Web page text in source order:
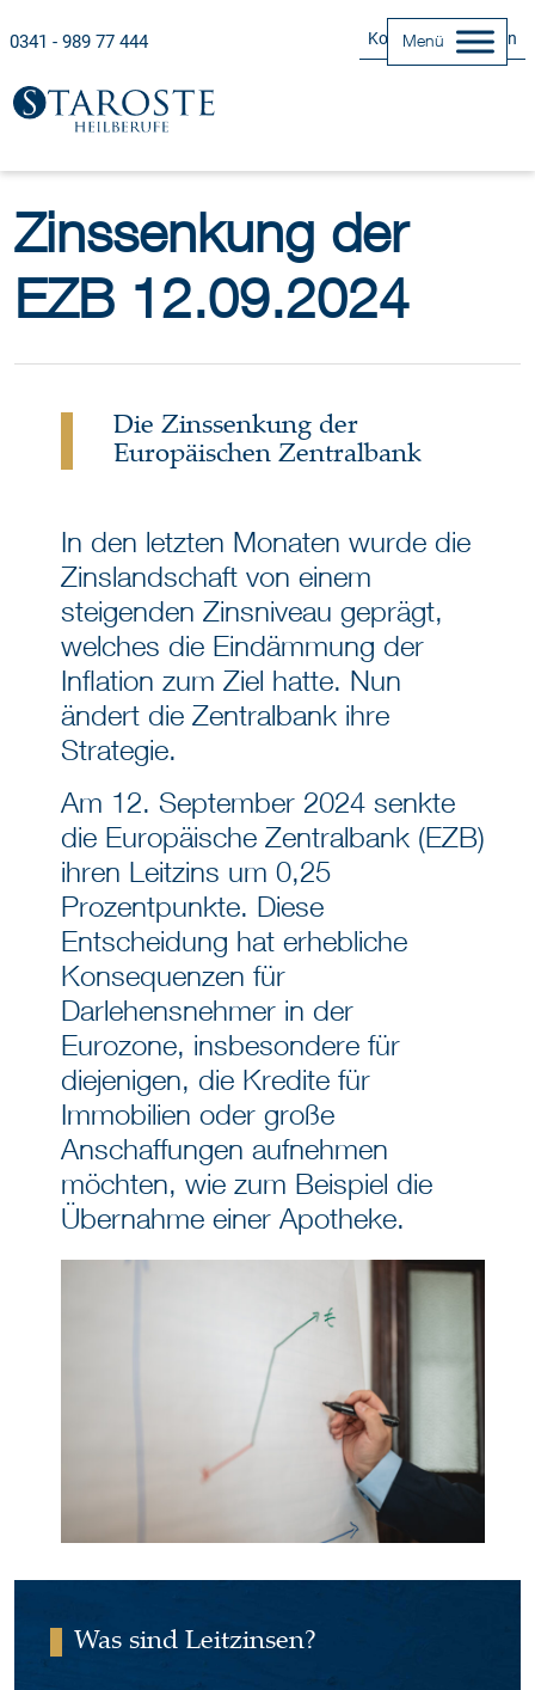
0341 - 989 77 444 Kontakt Aufnehmen
Menü
Zinssenkung der
EZB 12.09.2024
Die Zinssenkung der
Europäischen Zentralbank
In den letzten Monaten wurde die
Zinslandschaft von einem
steigenden Zinsniveau geprägt,
welches die Eindämmung der
Inflation zum Ziel hatte. Nun
ändert die Zentralbank ihre
Strategie.
Am 12. September 2024 senkte
die Europäische Zentralbank (EZB)
ihren Leitzins um 0,25
Prozentpunkte. Diese
Entscheidung hat erhebliche
Konsequenzen für
Darlehensnehmer in der
Eurozone, insbesondere für
diejenigen, die Kredite für
Immobilien oder große
Anschaffungen aufnehmen
möchten, wie zum Beispiel die
Übernahme einer Apotheke.
Was sind Leitzinsen?